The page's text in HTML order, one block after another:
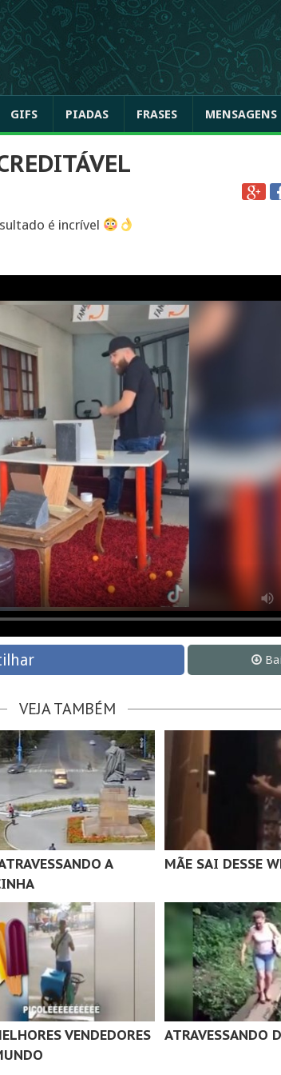
GIFS PIADAS FRASES MENSAGENS
é incrível
VEJA TAMBÉM
A
MÃE SAI DESSE
VENDEDORES
ATRAVESSANDO